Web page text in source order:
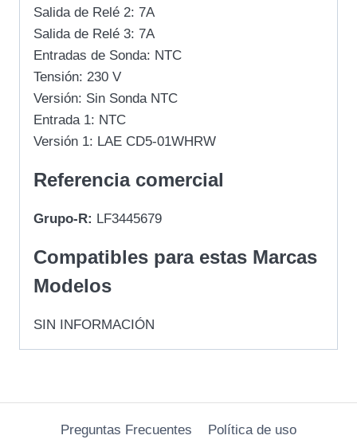
Salida de Relé 2: 7A
Salida de Relé 3: 7A
Entradas de Sonda: NTC
Tensión: 230 V
Versión: Sin Sonda NTC
Entrada 1: NTC
Versión 1: LAE CD5-01WHRW
Referencia comercial
Grupo-R: LF3445679
Compatibles para estas Marcas
Modelos
SIN INFORMACIÓN
Preguntas Frecuentes Política de uso